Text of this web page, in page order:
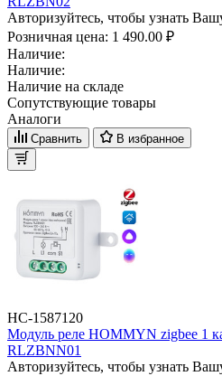
Авторизуйтесь, чтобы узнать
Розничная цена: 1 490.00 ₽
Наличие:
Наличие:
Наличие на складе
Сопутствующие товары
Аналоги
Сравнить В избранное
НС-1587120
Модуль реле HOMMYN zigbee 1
RLZBNN01
Авторизуйтесь, чтобы узнать